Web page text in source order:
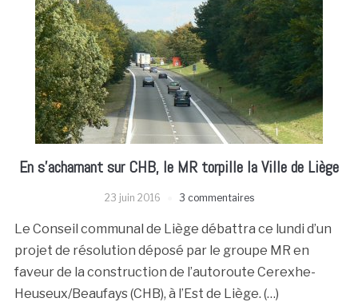
En s’acharnant sur CHB, le MR torpille la Ville de Liège
23 juin 2016 3 commentaires
Le Conseil communal de Liège débattra ce lundi d’un
projet de résolution déposé par le groupe MR en
faveur de la construction de l’autoroute Cerexhe-
Heuseux/Beaufays (CHB), à l’Est de Liège. (…)